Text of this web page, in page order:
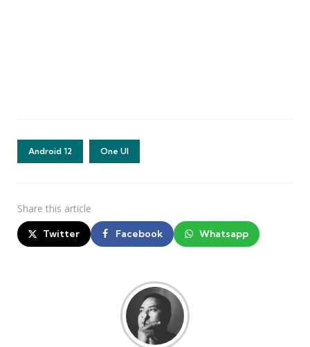
Android 12 One UI
Share this article
Twitter Facebook Whatsapp